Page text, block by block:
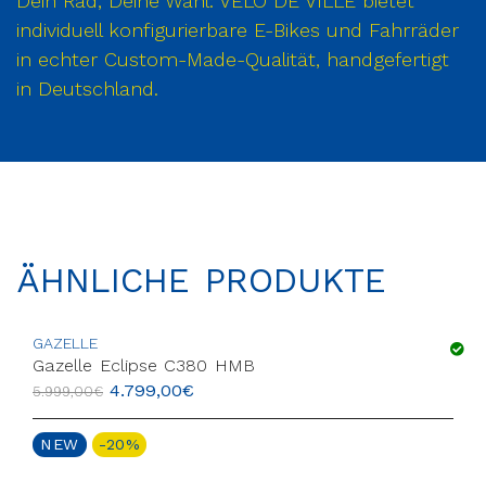
individuell konfigurierbare E-Bikes und Fahrräder
in echter Custom-Made-Qualität, handgefertigt
in Deutschland.
ÄHNLICHE PRODUKTE
GAZELLE
Gazelle Eclipse C380 HMB
5.999,00€ 4.799,00€
NEW -20%